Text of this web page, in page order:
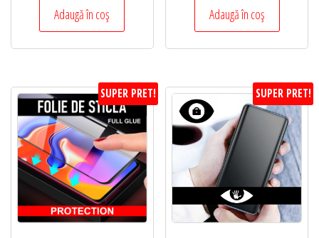
Adaugă în coș Adaugă în coș
SUPER PRET! SUPER PRET!